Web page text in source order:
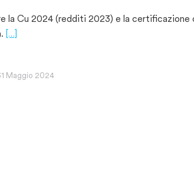
la Cu 2024 (redditi 2023) e la certificazione
[…]
Maggio 2024